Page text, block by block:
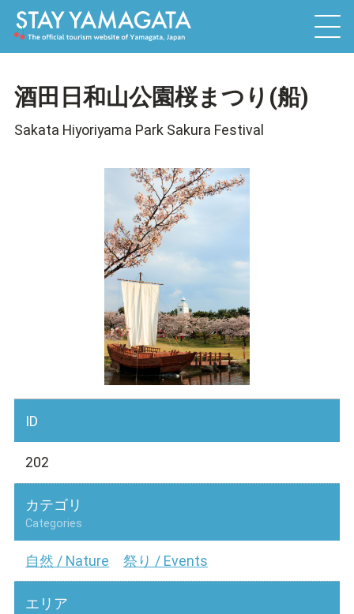
酒田日和山公園桜まつり(船)
Sakata Hiyoriyama Park Sakura Festival
ID
202
カテゴリ
Categories
自然 / Nature 祭り / Events
エリア